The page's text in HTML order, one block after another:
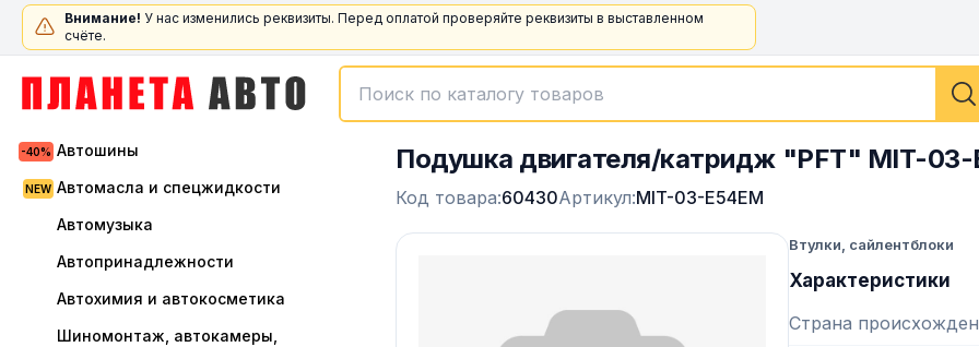
Внимание! У нас изменились реквизиты. Перед оплатой проверяйте реквизиты в выставленном
счёте.
Автошины
Автомасла и спецжидкости
Автомузыка
Автопринадлежности
Автохимия и автокосметика
Шиномонтаж, автокамеры,
Подушка двигателя/катридж "PFT" MIT-03-
Код товара:60430Артикул:MIT-03-E54EM
Втулки, сайлентблоки
Характеристики
Страна